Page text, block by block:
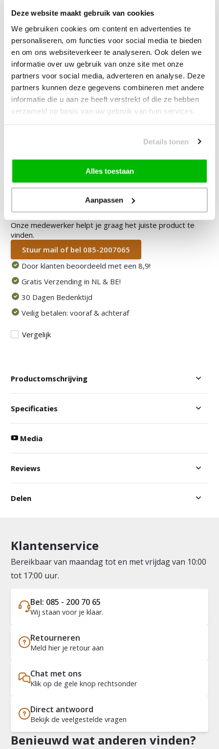
Deze website maakt gebruik van cookies
We gebruiken cookies om content en advertenties te
personaliseren, om functies voor social media te bieden
en om ons websiteverkeer te analyseren. Ook delen we
informatie over uw gebruik van onze site met onze
partners voor social media, adverteren en analyse. Deze
partners kunnen deze gegevens combineren met andere
informatie die u aan ze heeft verstrekt of die ze hebben
verzameld op basis van uw gebruik van hun services.
Details tonen
Alles toestaan
Aanpassen
Tapijt
vanaf —10% korting
Muratap Samba Fluffy Badmat
Wasbaar & Anti-slip Grijs
Bundelkorting:49,00
Vink producten om toe te voegen
Heb je een vraag over dit product?
Onze medewerker helpt je graag het juiste product te
vinden.
Stuur mail of bel 085-2007065
Door klanten beoordeeld met een 8,9!
Gratis Verzending in NL & BE!
30 Dagen Bedenktijd
Veilig betalen: vooraf & achteraf
Vergelijk
Productomschrijving
Specificaties
Media
Reviews
Delen
Klantenservice
Bereikbaar van maandag tot en met vrijdag van 10:00
tot 17:00 uur.
Bel: 085 - 200 70 65
Wij staan voor je klaar.
Retourneren
Meld hier je retour aan
Chat met ons
Klik op de gele knop rechtsonder
Direct antwoord
Bekijk de veelgestelde vragen
Benieuwd wat anderen vinden?